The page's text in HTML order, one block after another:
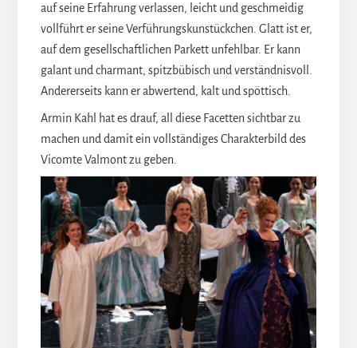
auf seine Erfahrung verlassen, leicht und geschmeidig
vollführt er seine Verführungskunstückchen. Glatt ist er,
auf dem gesellschaftlichen Parkett unfehlbar. Er kann
galant und charmant, spitzbübisch und verständnisvoll.
Andererseits kann er abwertend, kalt und spöttisch.
Armin Kahl hat es drauf, all diese Facetten sichtbar zu
machen und damit ein vollständiges Charakterbild des
Vicomte Valmont zu geben.